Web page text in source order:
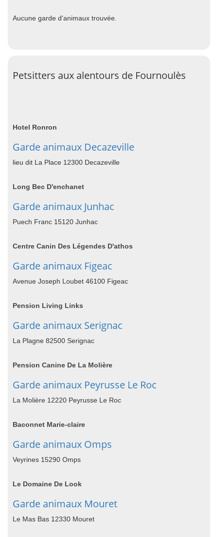
Aucune garde d'animaux trouvée.
Petsitters aux alentours de Fournoulès
Hotel Ronron
Garde animaux Decazeville
lieu dit La Place 12300 Decazeville
Long Bec D'enchanet
Garde animaux Junhac
Puech Franc 15120 Junhac
Centre Canin Des Légendes D'athos
Garde animaux Figeac
Avenue Joseph Loubet 46100 Figeac
Pension Living Links
Garde animaux Serignac
La Plagne 82500 Serignac
Pension Canine De La Molière
Garde animaux Peyrusse Le Roc
La Molière 12220 Peyrusse Le Roc
Baconnet Marie-claire
Garde animaux Omps
Veyrines 15290 Omps
Le Domaine De Look
Garde animaux Mouret
Le Mas Bas 12330 Mouret